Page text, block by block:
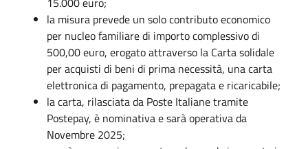
la misura prevede un solo contributo economico
per nucleo familiare di importo complessivo di
500,00 euro, erogato attraverso la Carta solidale
per acquisti di beni di prima necessità, una carta
elettronica di pagamento, prepagata e ricaricabile;
la carta, rilasciata da Poste Italiane tramite
Postepay, è nominativa e sarà operativa da
Novembre 2025;